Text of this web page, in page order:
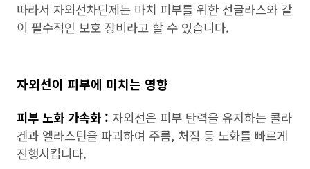
따라서 자외선차단제는 마치 피부를 위한 선글라스와 같
이 필수적인 보호 장비라고 할 수 있습니다.
자외선이 피부에 미치는 영향
피부 노화 가속화 : 자외선은 피부 탄력을 유지하는 콜라
겐과 엘라스틴을 파괴하여 주름, 처짐 등 노화를 빠르게
진행시킵니다.